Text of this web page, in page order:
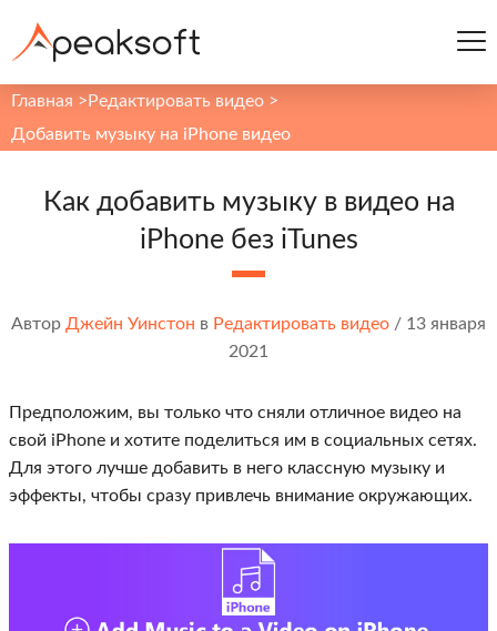
Главная > Редактировать видео >
Добавить музыку на iPhone видео
Как добавить музыку в видео на
iPhone без iTunes
Автор Джейн Уинстон в Редактировать видео / 13 января
2021
Предположим, вы только что сняли отличное видео на
свой iPhone и хотите поделиться им в социальных сетях.
Для этого лучше добавить в него классную музыку и
эффекты, чтобы сразу привлечь внимание окружающих.